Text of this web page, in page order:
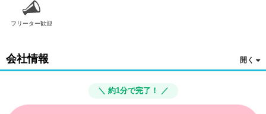
株式会社パック・エックス
栃木県河内郡上三川町上三川町大字鞘堂字西浦
※ご希望の勤務地でお仕事をご紹介します。
給与／勤務時間：
（1）8：00～17：00、9：00～18：00、10：00～18：00、15：
00～24：00等の「実働8ｈ×シフト制」です。
※勤務先により勤務時間は異なります。
フリーター歓迎
会社情報
＼ 約1分で完了！ ／